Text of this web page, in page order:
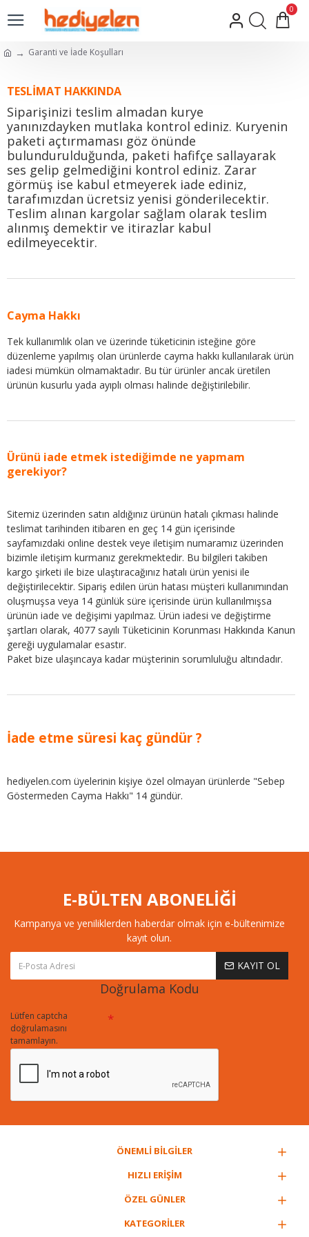
0
Garanti ve İade Koşulları
TESLİMAT HAKKINDA
Siparişinizi teslim almadan kurye
yanınızdayken mutlaka kontrol ediniz. Kuryenin
paketi açtırmaması göz önünde
bulundurulduğunda, paketi hafifçe sallayarak
ses gelip gelmediğini kontrol ediniz. Zarar
görmüş ise kabul etmeyerek iade ediniz,
tarafımızdan ücretsiz yenisi gönderilecektir.
Teslim alınan kargolar sağlam olarak teslim
alınmış demektir ve itirazlar kabul
edilmeyecektir.
Cayma Hakkı
Tek kullanımlık olan ve üzerinde tüketicinin isteğine göre
düzenleme yapılmış olan ürünlerde cayma hakkı kullanılarak ürün
iadesi mümkün olmamaktadır. Bu tür ürünler ancak üretilen
ürünün kusurlu yada ayıplı olması halinde değiştirilebilir.
Ürünü iade etmek istediğimde ne yapmam
gerekiyor?
Sitemiz üzerinden satın aldığınız ürünün hatalı çıkması halinde
teslimat tarihinden itibaren en geç 14 gün içerisinde
sayfamızdaki online destek veye iletişim numaramız üzerinden
bizimle iletişim kurmanız gerekmektedir. Bu bilgileri takiben
kargo şirketi ile bize ulaştıracağınız hatalı ürün yenisi ile
değiştirilecektir. Sipariş edilen ürün hatası müşteri kullanımından
oluşmuşsa veya 14 günlük süre içerisinde ürün kullanılmışsa
ürünün iade ve değişimi yapılmaz. Ürün iadesi ve değiştirme
şartları olarak, 4077 sayılı Tüketicinin Korunması Hakkında Kanun
gereği uygulamalar esastır.
Paket bize ulaşıncaya kadar müşterinin sorumluluğu altındadır.
İade etme süresi kaç gündür ?
hediyelen.com üyelerinin kişiye özel olmayan ürünlerde "Sebep
Göstermeden Cayma Hakkı" 14 gündür.
E-BÜLTEN ABONELİĞİ
Kampanya ve yeniliklerden haberdar olmak için e-bültenimize
kayıt olun.
KAYIT OL
Doğrulama Kodu
Lütfen captcha
doğrulamasını
tamamlayın.
ÖNEMLİ BİLGİLER
HIZLI ERİŞİM
ÖZEL GÜNLER
KATEGORİLER